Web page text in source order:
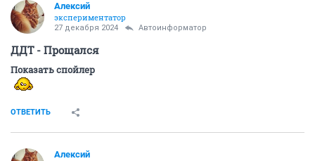
Алексий
экспериментатор
27 декабря 2024 Автоинформатор
ДДТ - Прощался
Показать спойлер
ОТВЕТИТЬ
Алексий